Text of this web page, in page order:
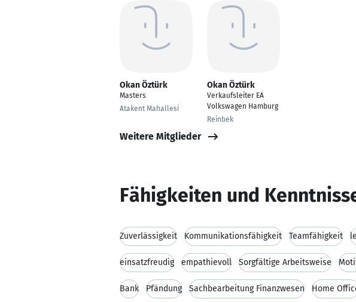
Okan Öztürk
Masters
Atakent Mahallesi
Okan Öztürk
Verkaufsleiter EA
Volkswagen Hamburg
Reinbek
Weitere Mitglieder
Fähigkeiten und
Zuverlässigkeit Kommunikationsfähigkeit Teamfähigkeit
einsatzfreudig empathievoll Sorgfältige Arbeitsweise
Bank Pfändung Sachbearbeitung Finanzwesen Home